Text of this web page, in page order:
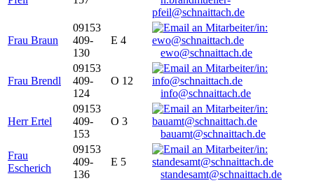
pfeil@schnaittach.de
Frau Braun
09153
409-
130
E 4
ewo@schnaittach.de
Frau Brendl
09153
409-
124
O 12
info@schnaittach.de
Herr Ertel
09153
409-
153
O 3
bauamt@schnaittach.de
Frau
Escherich
09153
409-
136
E 5
standesamt@schnaittach.de